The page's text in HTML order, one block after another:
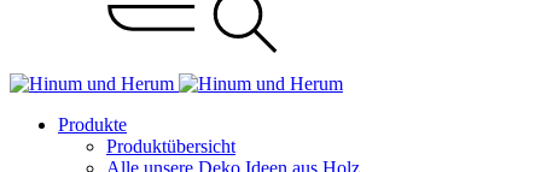
Produkte
Produktübersicht
Alle unsere Deko Ideen aus Holz